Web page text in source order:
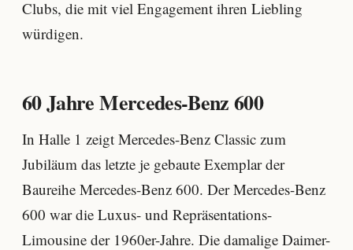
Clubs, die mit viel Engagement ihren Liebling
würdigen.
60 Jahre Mercedes-Benz 600
In Halle 1 zeigt Mercedes-Benz Classic zum
Jubiläum das letzte je gebaute Exemplar der
Baureihe Mercedes-Benz 600. Der Mercedes-Benz
600 war die Luxus- und Repräsentations-
Limousine der 1960er-Jahre. Die damalige Daimer-